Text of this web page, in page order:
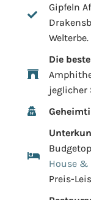
Gipfeln
Welterbe.
Die
jeglicher
House &
Preis-